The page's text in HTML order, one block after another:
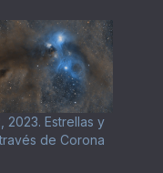
2023. Estrellas y
de Corona